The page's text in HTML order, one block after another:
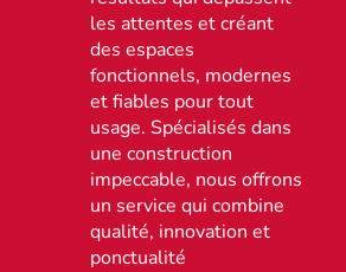
les attentes et créant
des espaces
fonctionnels, modernes
et fiables pour tout
usage. Spécialisés dans
une construction
impeccable, nous offrons
un service qui combine
qualité, innovation et
ponctualité